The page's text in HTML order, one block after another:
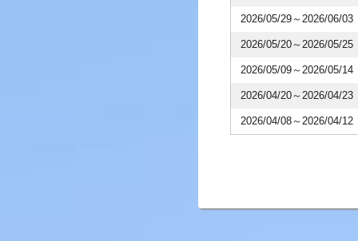
2026/05/29～2026/06/03
2026/05/20～2026/05/25
2026/05/09～2026/05/14
2026/04/20～2026/04/23
2026/04/08～2026/04/12